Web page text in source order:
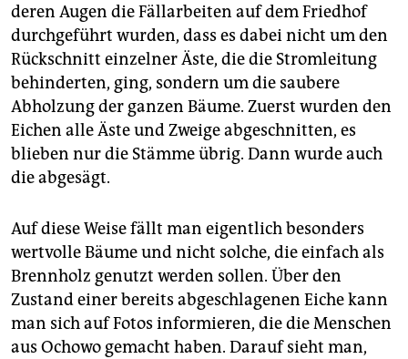
deren Augen die Fällarbeiten auf dem Friedhof
durchgeführt wurden, dass es dabei nicht um den
Rückschnitt einzelner Äste, die die Stromleitung
behinderten, ging, sondern um die saubere
Abholzung der ganzen Bäume. Zuerst wurden den
Eichen alle Äste und Zweige abgeschnitten, es
blieben nur die Stämme übrig. Dann wurde auch
die abgesägt.
Auf diese Weise fällt man eigentlich besonders
wertvolle Bäume und nicht solche, die einfach als
Brennholz genutzt werden sollen. Über den
Zustand einer bereits abgeschlagenen Eiche kann
man sich auf Fotos informieren, die die Menschen
aus Ochowo gemacht haben. Darauf sieht man,